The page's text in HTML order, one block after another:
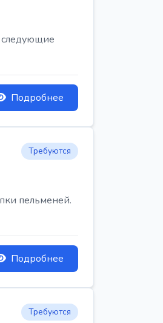
следующие
Подробнее
Требуются
пельменей.
Подробнее
Требуются